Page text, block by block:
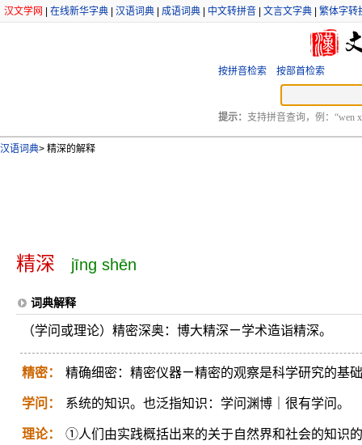
汉文学网 在线新华字典 汉语词典 成语词典 中文转拼音 文言文字典 繁体字转
按拼音检索 按部首检索
提示： 支持拼音查询，例：“wen
汉语词典> 精深的解释
精深 jīng shēn
词典解释
（学问或理论）精密深奥：博大精深ㄧ学术造诣精深。
精密： 精确细密：精密仪器ㄧ精密的观察是科学研究的基
学问： 系统的知识。也泛指知识：学问渊博｜很有学问。
理论：
①人们由实践概括出来的关于自然界和社会的知识